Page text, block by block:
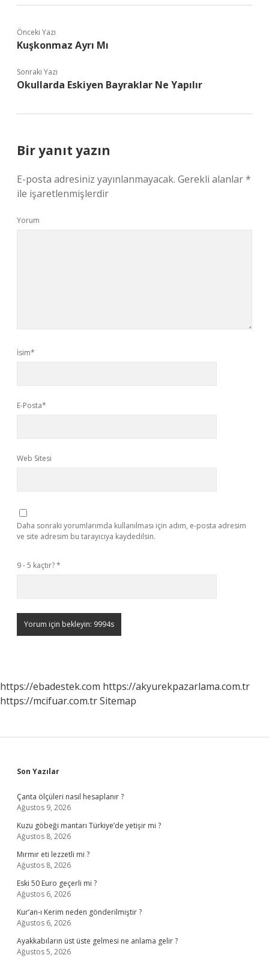
Önceki Yazı
Kuşkonmaz Ayrı Mı
Sonraki Yazı
Okullarda Eskiyen Bayraklar Ne Yapılır
Bir yanıt yazın
E-posta adresiniz yayınlanmayacak. Gerekli alanlar*
ile işaretlenmişlerdir
Yorum
İsim*
E-Posta*
Web Sitesi
Daha sonraki yorumlarımda kullanılması için adım, e-posta adresim
ve site adresim bu tarayıcıya kaydedilsin.
9 - 5 kaçtır?*
https://ebadestek.com https://akyurekpazarlama.com.tr
https://mcifuar.com.trSitemap
Sidebar
Son Yazılar
Çanta ölçüleri nasıl hesaplanır ?
Ağustos 9, 2026
Kuzu göbeği mantarı Türkiye’de yetişir mi ?
Ağustos 8, 2026
Mırmır eti lezzetli mi ?
Ağustos 8, 2026
Eski 50 Euro geçerli mi ?
Ağustos 6, 2026
Kur’an-ı Kerim neden gönderilmiştir ?
Ağustos 6, 2026
Ayakkabıların üst üste gelmesi ne anlama gelir ?
Ağustos 5, 2026